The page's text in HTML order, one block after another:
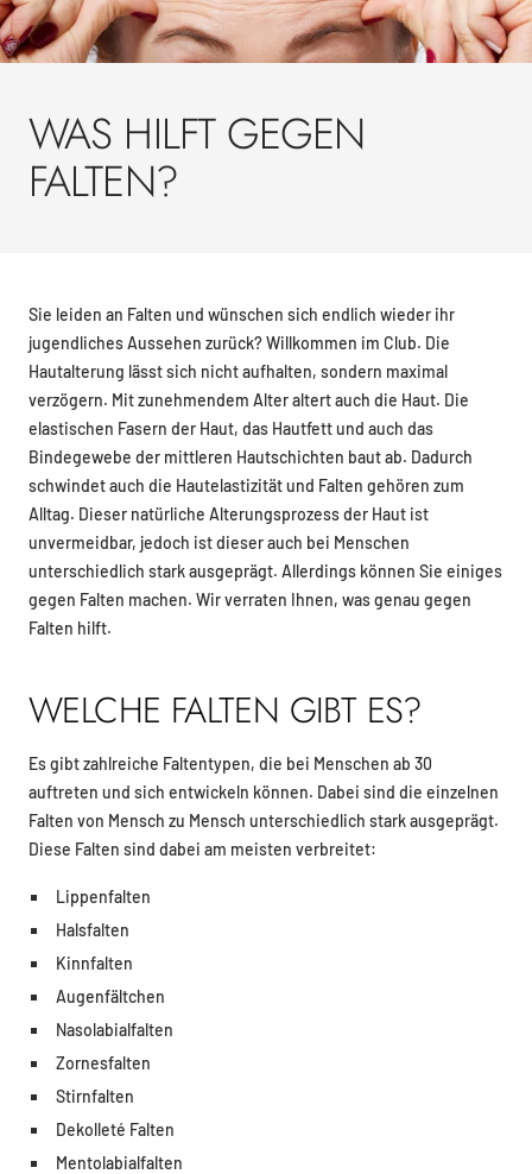
WAS HILFT GEGEN
FALTEN?
Sie leiden an Falten und wünschen sich endlich wieder ihr
jugendliches Aussehen zurück? Willkommen im Club. Die
Hautalterung lässt sich nicht aufhalten, sondern maximal
verzögern. Mit zunehmendem Alter altert auch die Haut. Die
elastischen Fasern der Haut, das Hautfett und auch das
Bindegewebe der mittleren Hautschichten baut ab. Dadurch
schwindet auch die Hautelastizität und Falten gehören zum
Alltag. Dieser natürliche Alterungsprozess der Haut ist
unvermeidbar, jedoch ist dieser auch bei Menschen
unterschiedlich stark ausgeprägt. Allerdings können Sie einiges
gegen Falten machen. Wir verraten Ihnen, was genau gegen
Falten hilft.
WELCHE FALTEN GIBT ES?
Es gibt zahlreiche Faltentypen, die bei Menschen ab 30
auftreten und sich entwickeln können. Dabei sind die einzelnen
Falten von Mensch zu Mensch unterschiedlich stark ausgeprägt.
Diese Falten sind dabei am meisten verbreitet:
Lippenfalten
Halsfalten
Kinnfalten
Augenfältchen
Nasolabialfalten
Zornesfalten
Stirnfalten
Dekolleté Falten
Mentolabialfalten